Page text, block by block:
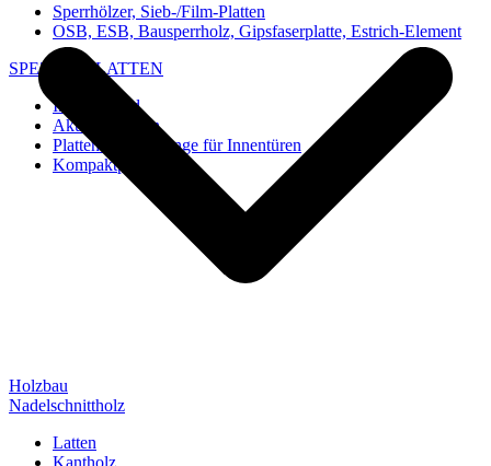
Sperrhölzer, Sieb-/Film-Platten
OSB, ESB, Bausperrholz, Gipsfaserplatte, Estrich-Element
SPEZIAL-PLATTEN
Imi-Verbund
Akustik-Platten
Platten und Rohlinge für Innentüren
Kompaktplatten
Holzbau
Nadelschnittholz
Latten
Kantholz